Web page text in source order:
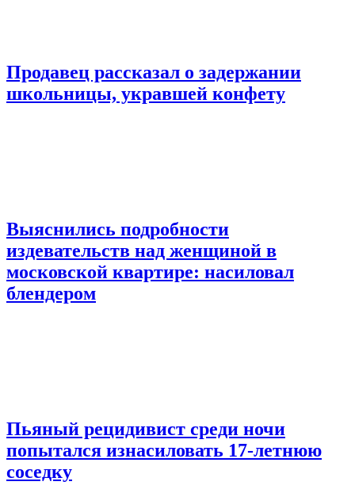
Продавец рассказал о задержании
школьницы, укравшей конфету
Выяснились подробности
издевательств над женщиной в
московской квартире: насиловал
блендером
Пьяный рецидивист среди ночи
попытался изнасиловать 17-летнюю
соседку